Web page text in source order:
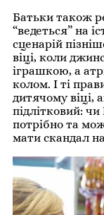
Батьки також
“ведеться” на
сценарій
віці, коли
іграшкою, а
колом. І ті
дитячому віці,
підлітковий:
потрібно та
мати скандал